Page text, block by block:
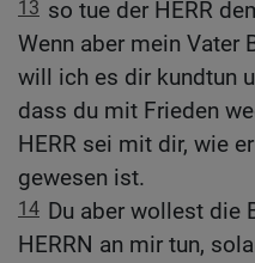
13 so tue der HERR
Wenn aber mein Vater
will ich es dir kundtun
dass du mit Frieden
HERR sei mit dir, wie
gewesen ist.
14 Du aber wollest die
HERRN an mir tun,